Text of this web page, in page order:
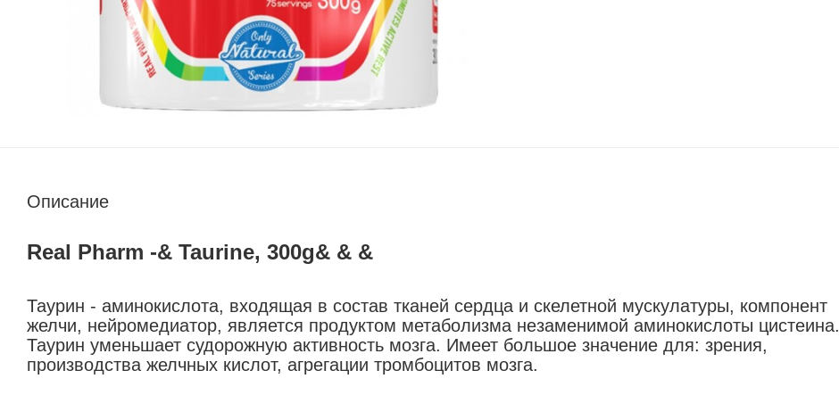
Описание
Real Pharm -& Taurine, 300g& & &
Таурин - аминокислота, входящая в состав тканей сердца и скелетной мускулатуры, компонент
желчи, нейромедиатор, является продуктом метаболизма незаменимой аминокислоты цистеина.
Таурин уменьшает судорожную активность мозга. Имеет большое значение для: зрения,
производства желчных кислот, агрегации тромбоцитов мозга.